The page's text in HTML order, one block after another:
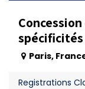
spécificités
Paris,
Registrations